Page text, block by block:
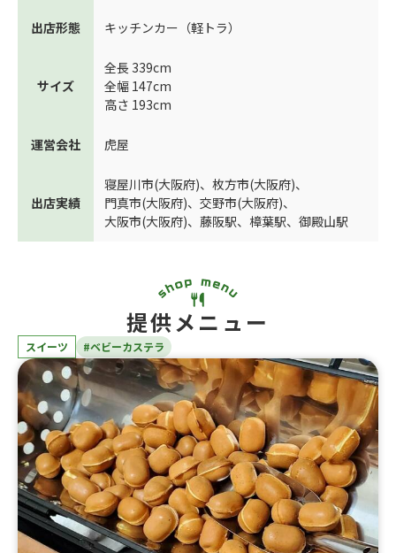
出店形態 キッチンカー（軽トラ）
サイズ
全長 339cm
全幅 147cm
高さ 193cm
運営会社 虎屋
出店実績
寝屋川市(大阪府)、 枚方市(大阪府)、
門真市(大阪府)、 交野市(大阪府)、
大阪市(大阪府)、 藤阪駅、 樟葉駅、 御殿山駅
提供メニュー
スイーツ #ベビーカステラ